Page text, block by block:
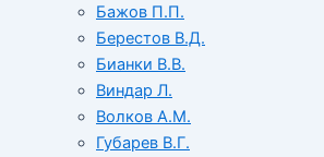
Бажов П.П.
Берестов В.Д.
Бианки В.В.
Виндар Л.
Волков А.М.
Губарев В.Г.